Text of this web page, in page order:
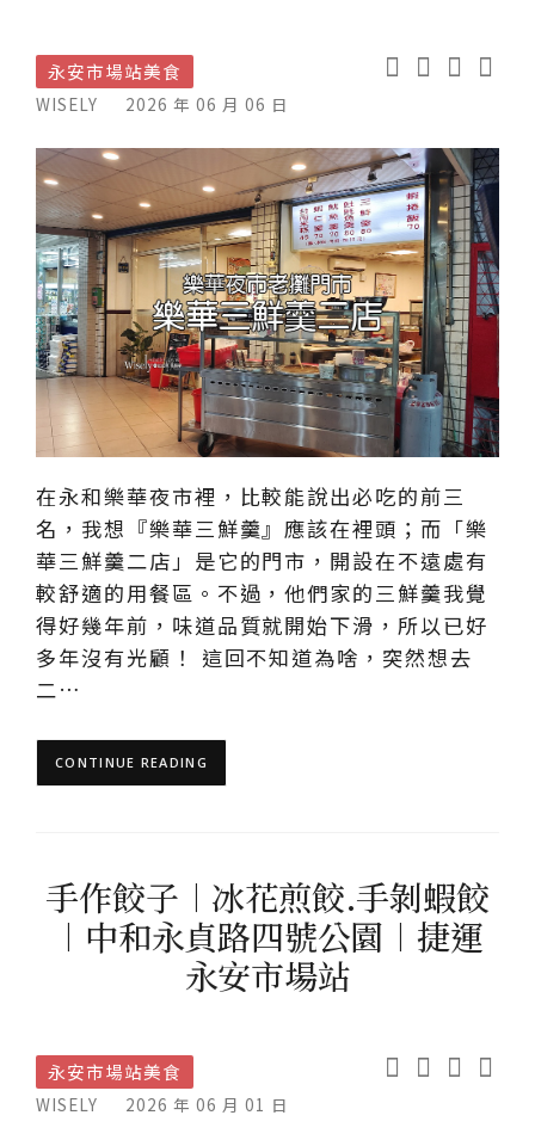
永安市場站美食
WISELY 2026 年 06 月 06 日
在永和樂華夜市裡，比較能說出必吃的前三
名，我想『樂華三鮮羹』應該在裡頭；而「樂
華三鮮羹二店」是它的門市，開設在不遠處有
較舒適的用餐區。不過，他們家的三鮮羹我覺
得好幾年前，味道品質就開始下滑，所以已好
多年沒有光顧！ 這回不知道為啥，突然想去
二…
CONTINUE READING
手作餃子︱冰花煎餃.手剝蝦餃
︱中和永貞路四號公園︱捷運
永安市場站
永安市場站美食
WISELY 2026 年 06 月 01 日